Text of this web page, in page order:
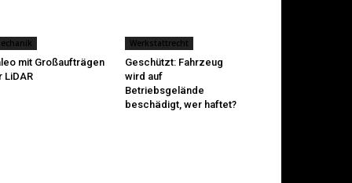
mit Großaufträgen
LiDAR
Werkstattrecht
Geschützt: Fahrzeug
wird auf
Betriebsgelände
beschädigt, wer haftet?